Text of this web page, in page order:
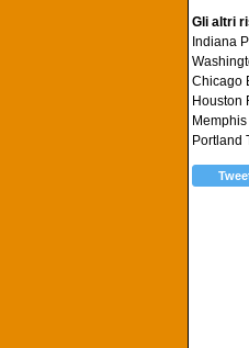
Gli altri
Indiana
Chicago
Houston
Portland